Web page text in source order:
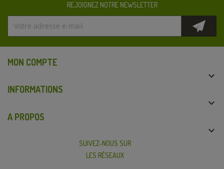
REJOIGNEZ NOTRE NEWSLETTER
MON COMPTE

INFORMATIONS

A PROPOS

SUIVEZ-NOUS SUR
LES RÉSEAUX